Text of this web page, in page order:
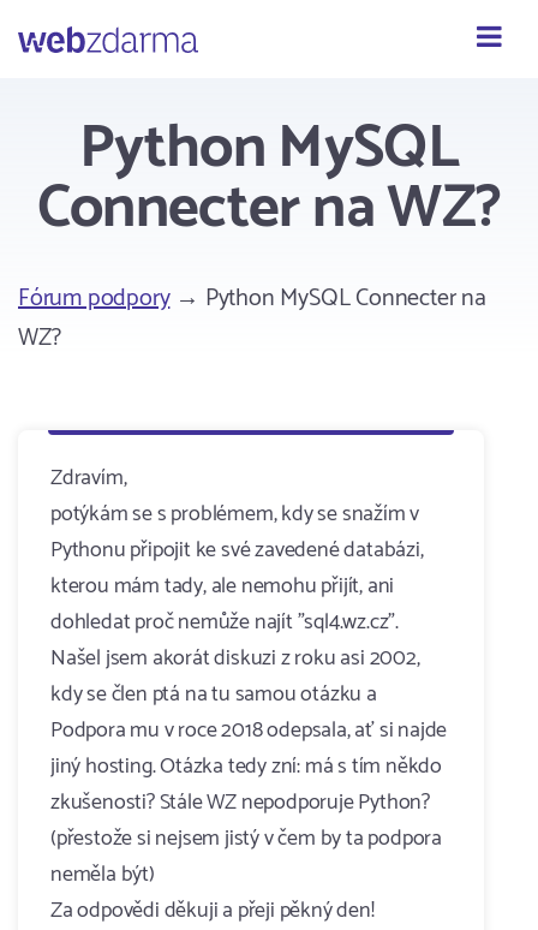
Webzdarma
Python MySQL
Connecter na WZ?
Fórum podpory→ Python MySQL Connecter na
WZ?
Zdravím,
potýkám se s problémem, kdy se snažím v
Pythonu připojit ke své zavedené databázi,
kterou mám tady, ale nemohu přijít, ani
dohledat proč nemůže najít "sql4.wz.cz".
Našel jsem akorát diskuzi z roku asi 2002,
kdy se člen ptá na tu samou otázku a
Podpora mu v roce 2018 odepsala, ať si najde
jiný hosting. Otázka tedy zní: má s tím někdo
zkušenosti? Stále WZ nepodporuje Python?
(přestože si nejsem jistý v čem by ta podpora
neměla být)
Za odpovědi děkuji a přeji pěkný den!